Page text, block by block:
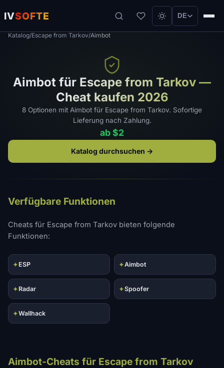
IVSOFTE DE
Katalog/Escape from Tarkov/Aimbot
Aimbot für Escape from Tarkov —
Cheat kaufen 2026
8 Optionen mit Aimbot für Escape from Tarkov. Sofortige
Lieferung nach Zahlung.
ab $2
Katalog durchsuchen →
Verfügbare Funktionen
Cheats für Escape from Tarkov bieten folgende
Funktionen:
✦ ESP ✦Aimbot
✦ Radar ✦Spoofer
✦Wallhack
Aimbot-Cheats für Escape from Tarkov